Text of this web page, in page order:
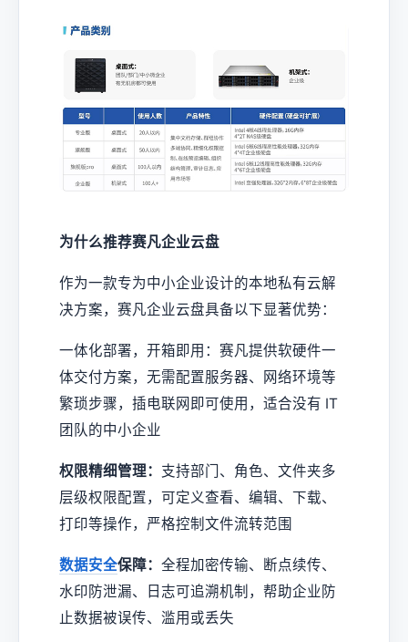
为什么推荐赛凡企业云盘
作为一款专为中小企业设计的本地私有云解
决方案，赛凡企业云盘具备以下显著优势：
一体化部署，开箱即用：赛凡提供软硬件一
体交付方案，无需配置服务器、网络环境等
繁琐步骤，插电联网即可使用，适合没有 IT
团队的中小企业
权限精细管理： 支持部门、角色、文件夹多
层级权限配置，可定义查看、编辑、下载、
打印等操作，严格控制文件流转范围
数据安全保障： 全程加密传输、断点续传、
水印防泄漏、日志可追溯机制，帮助企业防
止数据被误传、滥用或丢失